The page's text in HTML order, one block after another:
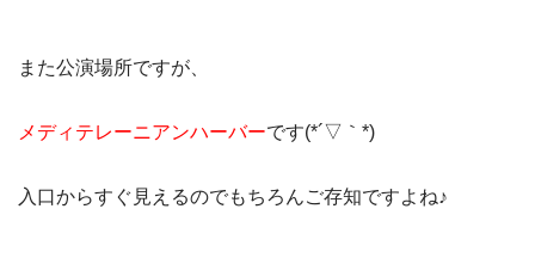
また公演場所ですが、
メディテレーニアンハーバーです(*´▽｀*)
入口からすぐ見えるのでもちろんご存知ですよね♪